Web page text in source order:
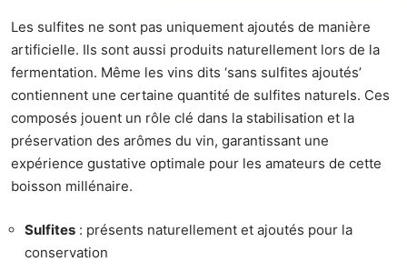
Les sulfites ne sont pas uniquement ajoutés de manière
artificielle. Ils sont aussi produits naturellement lors de la
fermentation. Même les vins dits ‘sans sulfites ajoutés’
contiennent une certaine quantité de sulfites naturels. Ces
composés jouent un rôle clé dans la stabilisation et la
préservation des arômes du vin, garantissant une
expérience gustative optimale pour les amateurs de cette
boisson millénaire.
Sulfites : présents naturellement et ajoutés pour la
conservation